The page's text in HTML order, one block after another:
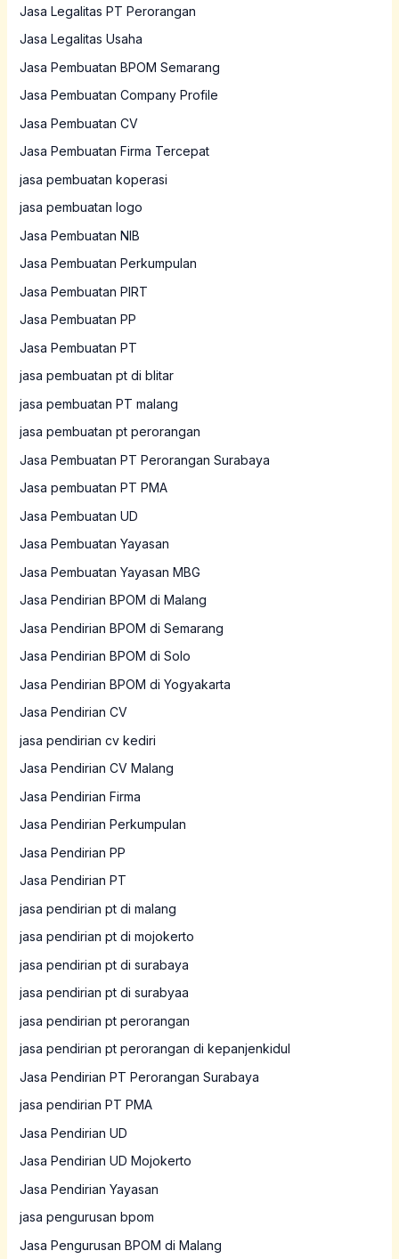
Jasa Legalitas PT Perorangan
Jasa Legalitas Usaha
Jasa Pembuatan BPOM Semarang
Jasa Pembuatan Company Profile
Jasa Pembuatan CV
Jasa Pembuatan Firma Tercepat
jasa pembuatan koperasi
jasa pembuatan logo
Jasa Pembuatan NIB
Jasa Pembuatan Perkumpulan
Jasa Pembuatan PIRT
Jasa Pembuatan PP
Jasa Pembuatan PT
jasa pembuatan pt di blitar
jasa pembuatan PT malang
jasa pembuatan pt perorangan
Jasa Pembuatan PT Perorangan Surabaya
Jasa pembuatan PT PMA
Jasa Pembuatan UD
Jasa Pembuatan Yayasan
Jasa Pembuatan Yayasan MBG
Jasa Pendirian BPOM di Malang
Jasa Pendirian BPOM di Semarang
Jasa Pendirian BPOM di Solo
Jasa Pendirian BPOM di Yogyakarta
Jasa Pendirian CV
jasa pendirian cv kediri
Jasa Pendirian CV Malang
Jasa Pendirian Firma
Jasa Pendirian Perkumpulan
Jasa Pendirian PP
Jasa Pendirian PT
jasa pendirian pt di malang
jasa pendirian pt di mojokerto
jasa pendirian pt di surabaya
jasa pendirian pt di surabyaa
jasa pendirian pt perorangan
jasa pendirian pt perorangan di kepanjenkidul
Jasa Pendirian PT Perorangan Surabaya
jasa pendirian PT PMA
Jasa Pendirian UD
Jasa Pendirian UD Mojokerto
Jasa Pendirian Yayasan
jasa pengurusan bpom
Jasa Pengurusan BPOM di Malang